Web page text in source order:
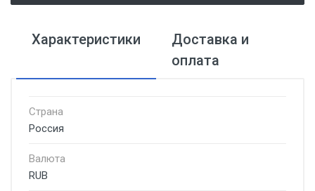
Характеристики
Доставка и
оплата
Страна
Россия
Валюта
RUB